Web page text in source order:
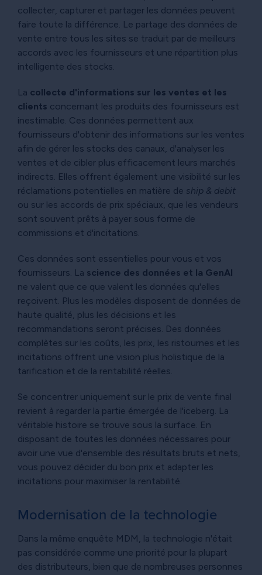
collecter, capturer et partager les données peuvent
faire toute la différence. Le partage des données de
vente entre tous les sites se traduit par de meilleurs
accords avec les fournisseurs et une répartition plus
intelligente des stocks.
La collecte d'informations sur les ventes et les
clients concernant les produits des fournisseurs est
inestimable. Ces données permettent aux
fournisseurs d'obtenir des informations sur les ventes
afin de gérer les stocks des canaux, d'analyser les
ventes et de cibler plus efficacement leurs marchés
indirects. Elles offrent également une visibilité sur les
réclamations potentielles en matière de ship & debit
ou sur les accords de prix spéciaux, que les vendeurs
sont souvent prêts à payer sous forme de
commissions et d'incitations.
Ces données sont essentielles pour vous et vos
fournisseurs. La science des données et la GenAI
ne valent que ce que valent les données qu'elles
reçoivent. Plus les modèles disposent de données de
haute qualité, plus les décisions et les
recommandations seront précises. Des données
complètes sur les coûts, les prix, les ristournes et les
incitations offrent une vision plus holistique de la
tarification et de la rentabilité réelles.
Se concentrer uniquement sur le prix de vente final
revient à regarder la partie émergée de l'iceberg. La
véritable histoire se trouve sous la surface. En
disposant de toutes les données nécessaires pour
avoir une vue d'ensemble des résultats bruts et nets,
vous pouvez décider du bon prix et adapter les
incitations pour maximiser la rentabilité.
Modernisation de la technologie
Dans la même enquête MDM, la technologie n'était
pas considérée comme une priorité pour la plupart
des distributeurs, bien que de nombreuses personnes